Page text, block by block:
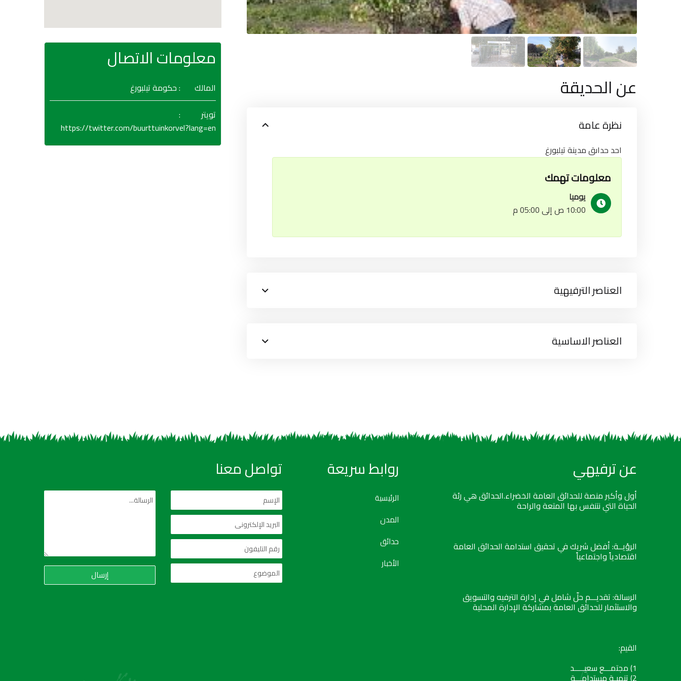
عن الحديقة
نظرة عامة
احد حداىق مدينة تيلبورغ
معلومات تهمك
يوميا
10:00 ص إلى 05:00 م
العناصر الترفيهية
العناصر الاساسية
معلومات الاتصال
المالك
: حكومة تيلبورغ
تويتر
:
https://twitter.com/buurttuinkorvel?lang=en
عن ترفيهي
أول وأكبر منصة للحدائق العامة الخضراء.الحدائق هي رئة
الحياة التي نتنفس بها المتعة والراحة
الرؤيــة: أفضل شريك في تحقيق استدامة الحدائق العامة
اقتصادياً واجتماعياً
الرسالة: تقديـــم حلّ شامل في إدارة الترفيه والتسويق
والاستثمار للحدائق العامة بمشاركة الإدارة المحلية
القيم:
1) مجتمـــع سعيـــــد
روابط سريعة
الرئيسية
المدن
حدائق
الأخبار
تواصل معنا
إرسال